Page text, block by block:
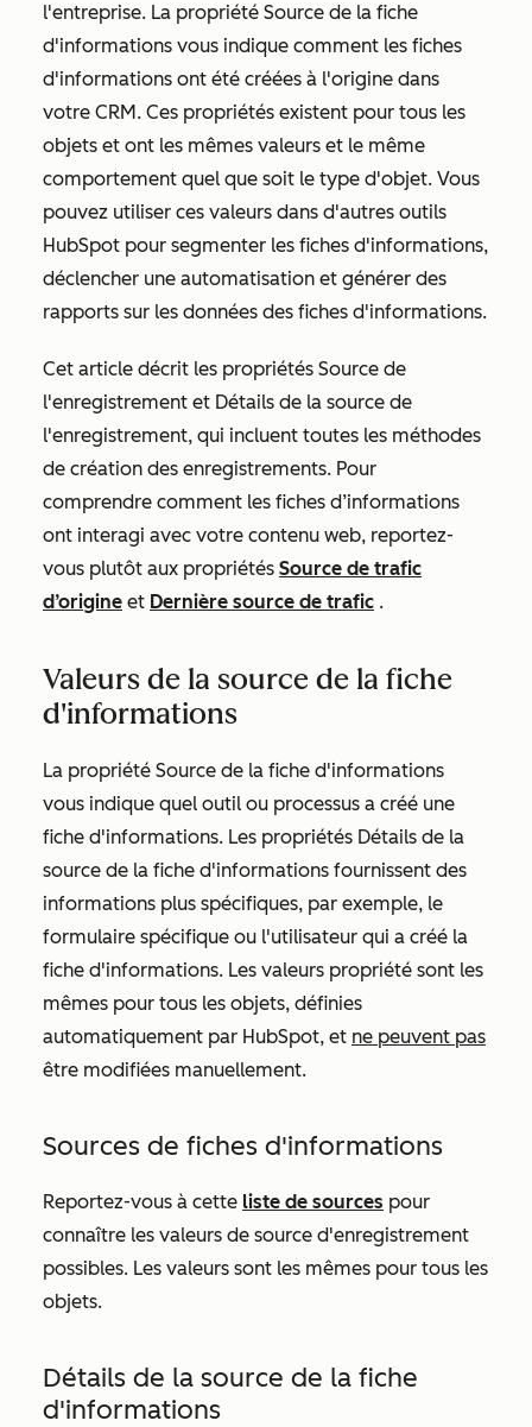
l'entreprise. La propriété Source de la fiche
d'informations vous indique comment les fiches
d'informations ont été créées à l'origine dans
votre CRM. Ces propriétés existent pour tous les
objets et ont les mêmes valeurs et le même
comportement quel que soit le type d'objet. Vous
pouvez utiliser ces valeurs dans d'autres outils
HubSpot pour segmenter les fiches d'informations,
déclencher une automatisation et générer des
rapports sur les données des fiches d'informations.
Cet article décrit les propriétés Source de
l'enregistrement et Détails de la source de
l'enregistrement, qui incluent toutes les méthodes
de création des enregistrements. Pour
comprendre comment les fiches d’informations
ont interagi avec votre contenu web, reportez-
vous plutôt aux propriétés Source de trafic
d’origine et Dernière source de trafic .
Valeurs de la source de la fiche
d'informations
La propriété Source de la fiche d'informations
vous indique quel outil ou processus a créé une
fiche d'informations. Les propriétés Détails de la
source de la fiche d'informations fournissent des
informations plus spécifiques, par exemple, le
formulaire spécifique ou l'utilisateur qui a créé la
fiche d'informations. Les valeurs propriété sont les
mêmes pour tous les objets, définies
automatiquement par HubSpot, et ne peuvent pas
être modifiées manuellement.
Sources de fiches d'informations
Reportez-vous à cette liste de sources pour
connaître les valeurs de source d'enregistrement
possibles. Les valeurs sont les mêmes pour tous les
objets.
Détails de la source de la fiche
d'informations